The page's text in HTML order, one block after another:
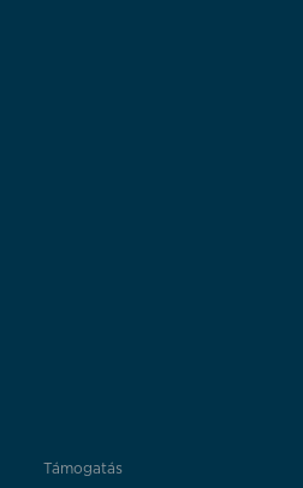
Támogatás